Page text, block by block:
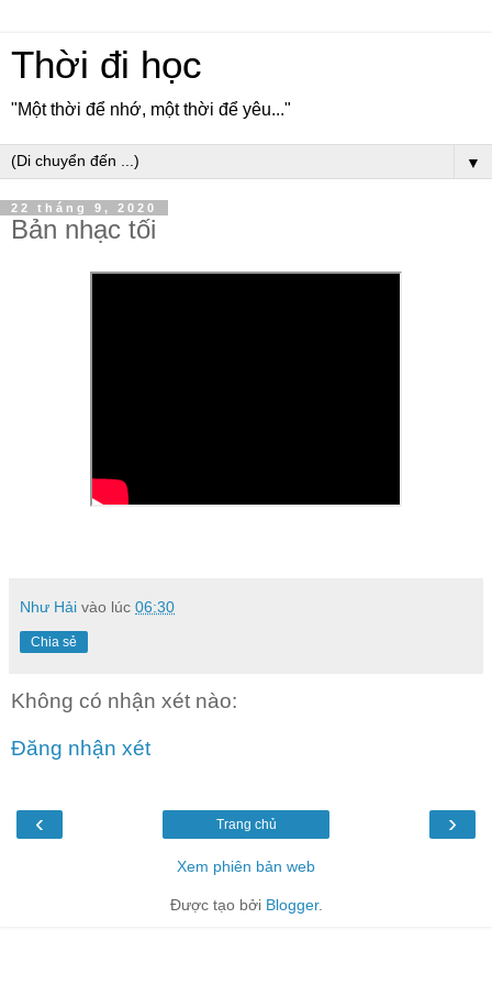
Thời đi học
"Một thời để nhớ, một thời để yêu..."
▼
22 tháng 9, 2020
Bản nhạc tối
Như Hải vào lúc 06:30
Chia sẻ
Không có nhận xét nào:
Đăng nhận xét
‹ ›
Trang chủ
Xem phiên bản web
Được tạo bởi Blogger.